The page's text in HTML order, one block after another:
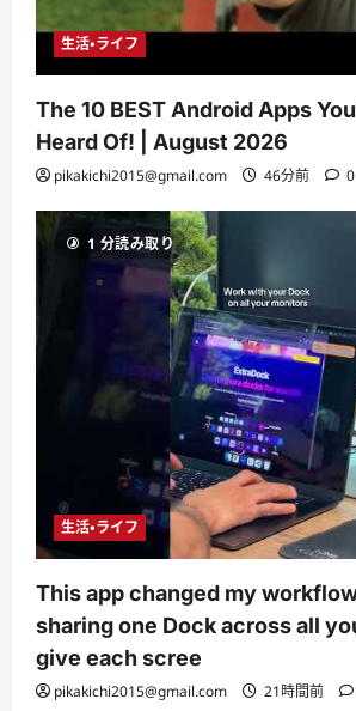
生活・ライフ
The 10 BEST Android Apps
Heard Of! | August 2026
pikakichi2015@gmail.com 46分前 0
1 分読み取り
生活・ライフ
This app changed my
sharing one Dock across all
give each scree
pikakichi2015@gmail.com 21時間前